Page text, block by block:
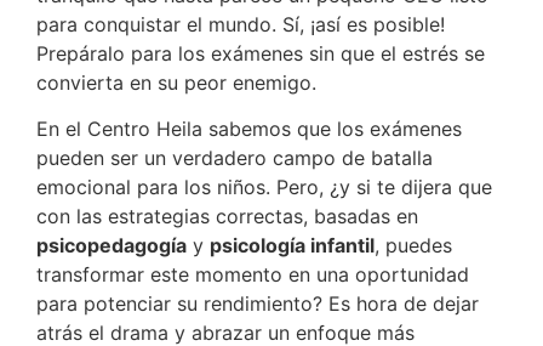
para conquistar el mundo. Sí, ¡así es posible!
Prepáralo para los exámenes sin que el estrés se
convierta en su peor enemigo.
En el Centro Heila sabemos que los exámenes
pueden ser un verdadero campo de batalla
emocional para los niños. Pero, ¿y si te dijera que
con las estrategias correctas, basadas en
psicopedagogía y psicología infantil, puedes
transformar este momento en una oportunidad
para potenciar su rendimiento? Es hora de dejar
atrás el drama y abrazar un enfoque más